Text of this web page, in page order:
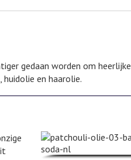
gedaan worden om heerlijke
en haarolie.